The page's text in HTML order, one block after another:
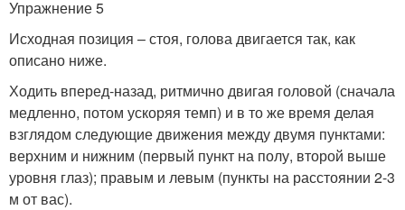
Упражнение 5
Исходная позиция – стоя, голова двигается так, как
описано ниже.
Ходить вперед-назад, ритмично двигая головой (сначала
медленно, потом ускоряя темп) и в то же время делая
взглядом следующие движения между двумя пунктами:
верхним и нижним (первый пункт на полу, второй выше
уровня глаз); правым и левым (пункты на расстоянии 2-3
м от вас).